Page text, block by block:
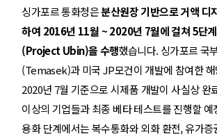
싱가포르 통화청은분산원장 기반으로 거액 디
하여 2016년 11월 ~ 2020년 7월에 걸쳐 5단
(Project Ubin)을 수행했습니다. 싱가포르 국
(Temasek)과 미국 JP모건이 개발에 참여한
2020년 7월 기준으로 시제품 개발이 사실상 완
이상의 기업들과 최종 베타 테스트를 진행할
용화 단계에서는 복수통화와 외화 환전, 유가증